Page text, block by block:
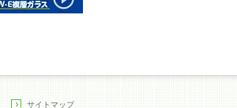
サイトマップ